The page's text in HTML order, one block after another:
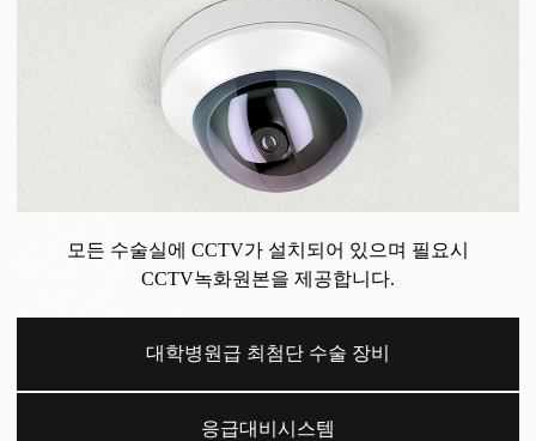
대학병원급 최첨단 수술 장비
응급대비시스템
전문의로 구성된 의료진이 1:1전담시스템으로
수술부터 경과까지 책임지고 관리합니다.